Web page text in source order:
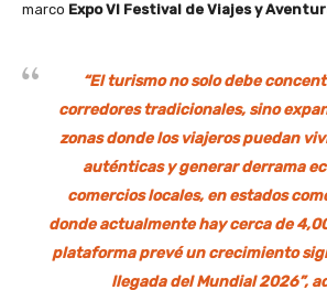
marco Expo VI Festival de Viajes y
“El turismo no solo debe
corredores tradicionales, sino
zonas donde los viajeros puedan
auténticas y generar derrama
comercios locales, en estados
donde actualmente hay cerca de
plataforma prevé un crecimiento
llegada del Mundial 2026”,